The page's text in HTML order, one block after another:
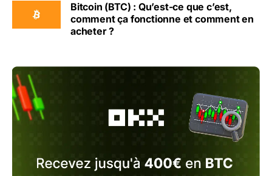
Bitcoin (BTC) : Qu’est-ce que c’est,
comment ça fonctionne et comment en
acheter ?